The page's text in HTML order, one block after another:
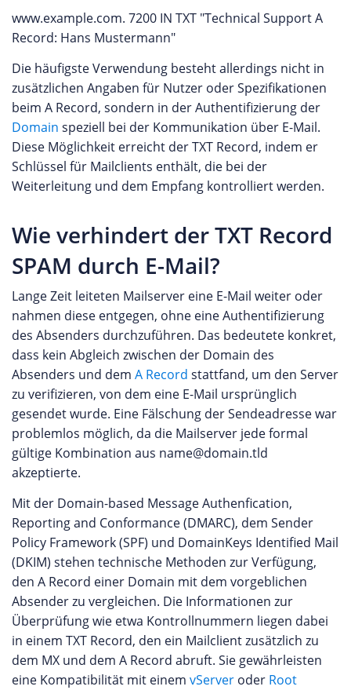
www.example.com. 7200 IN TXT "Technical Support A
Record: Hans Mustermann"
Die häufigste Verwendung besteht allerdings nicht in
zusätzlichen Angaben für Nutzer oder Spezifikationen
beim A Record, sondern in der Authentifizierung der
Domain speziell bei der Kommunikation über E-Mail.
Diese Möglichkeit erreicht der TXT Record, indem er
Schlüssel für Mailclients enthält, die bei der
Weiterleitung und dem Empfang kontrolliert werden.
Wie verhindert der TXT Record
SPAM durch E-Mail?
Lange Zeit leiteten Mailserver eine E-Mail weiter oder
nahmen diese entgegen, ohne eine Authentifizierung
des Absenders durchzuführen. Das bedeutete konkret,
dass kein Abgleich zwischen der Domain des
Absenders und dem A Record stattfand, um den Server
zu verifizieren, von dem eine E-Mail ursprünglich
gesendet wurde. Eine Fälschung der Sendeadresse war
problemlos möglich, da die Mailserver jede formal
gültige Kombination aus name@domain.tld
akzeptierte.
Mit der Domain-based Message Authenfication,
Reporting and Conformance (DMARC), dem Sender
Policy Framework (SPF) und DomainKeys Identified Mail
(DKIM) stehen technische Methoden zur Verfügung,
den A Record einer Domain mit dem vorgeblichen
Absender zu vergleichen. Die Informationen zur
Überprüfung wie etwa Kontrollnummern liegen dabei
in einem TXT Record, den ein Mailclient zusätzlich zu
dem MX und dem A Record abruft. Sie gewährleisten
eine Kompatibilität mit einem vServer oder Root